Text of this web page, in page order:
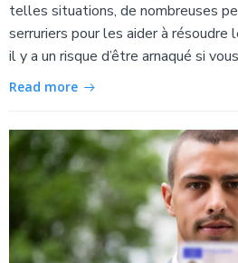
telles situations, de nombreuses
serruriers pour les aider à résoudre
il y a un risque d’être arnaqué si
Read more